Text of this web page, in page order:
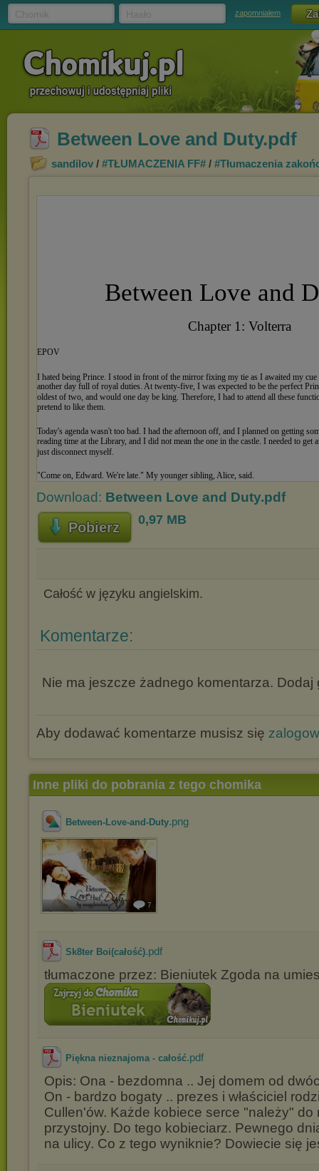
zapomniałem
Between Love and Duty.pdf
sandilov / #TŁUMACZENIA FF# / #Tłumaczenia
Download: Between Love and Duty.pdf
Pobierz 0,97 MB
Całość w języku angielskim.
Komentarze:
Nie ma jeszcze żadnego komentarza. Dodaj
Aby dodawać komentarze musisz się
Inne pliki do pobrania z tego chomika
Between-Love-and-Duty.png
7
Sk8ter Boi(całość).pdf
tłumaczone przez: Bieniutek Zgoda na
Piękna nieznajoma - całość.pdf
Opis: Ona - bezdomna .. Jej domem od
On - bardzo bogaty .. prezes i właściciel
Cullen'ów. Każde kobiece serce "należy" do
przystojny. Do tego kobieciarz. Pewnego
na ulicy. Co z tego wyniknie? Dowiecie się